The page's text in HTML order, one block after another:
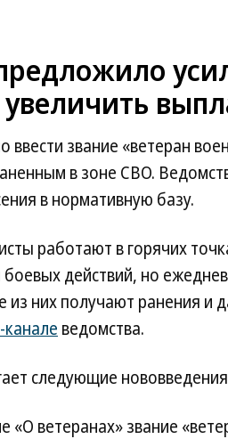
звание «ветеран
в зоне СВО.
в нормативную базу.
работают в горячих
боевых действий, но
них получают ранения и
ведомства.
следующие
«О ветеранах» звание